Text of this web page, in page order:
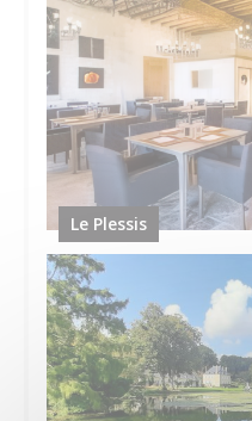
Le Plessis